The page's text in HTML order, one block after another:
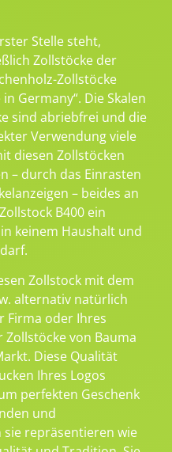
Stelle steht,
Zollstöcke der
Zollstöcke
Germany“. Die Skalen
sind abriebfrei und die
Verwendung viele
diesen Zollstöcken
– durch das Einrasten
– beides an
B400 ein
keinem Haushalt und
Zollstock mit dem
alternativ natürlich
Firma oder Ihres
von Bauma
Diese Qualität
Ihres Logos
perfekten Geschenk
und
repräsentieren wie